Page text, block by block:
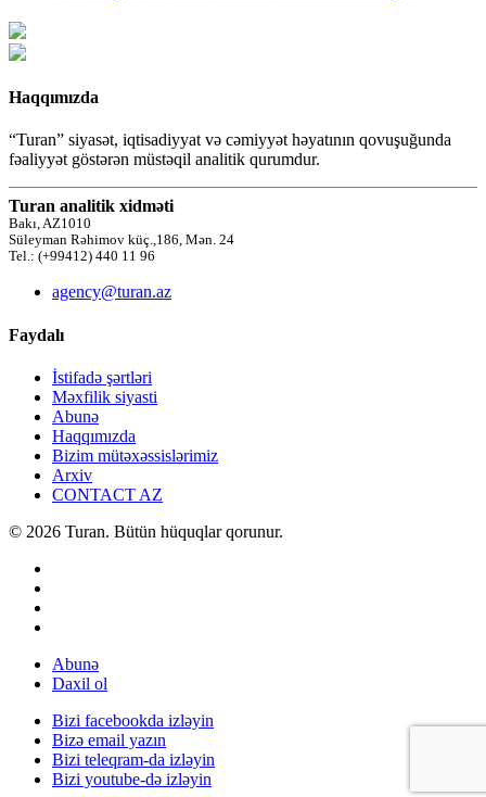
Haqqımızda
“Turan” siyasət, iqtisadiyyat və cəmiyyət həyatının qovuşuğunda
fəaliyyət göstərən müstəqil analitik qurumdur.
Turan analitik xidməti
Bakı, AZ1010
Süleyman Rəhimov küç.,186, Mən. 24
Tel.: (+99412) 440 11 96
agency@turan.az
Faydalı
İstifadə şərtləri
Məxfilik siyasti
Abunə
Haqqımızda
Bizim mütəxəssislərimiz
Arxiv
CONTACT AZ
© 2026 Turan. Bütün hüquqlar qorunur.
Abunə
Daxil ol
Bizi facebookda izləyin
Bizə email yazın
Bizi teleqram-da izləyin
Bizi youtube-də izləyin